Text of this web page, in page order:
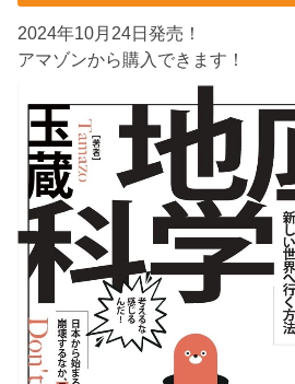
2024年10月24日発売！
アマゾンから購入できます！